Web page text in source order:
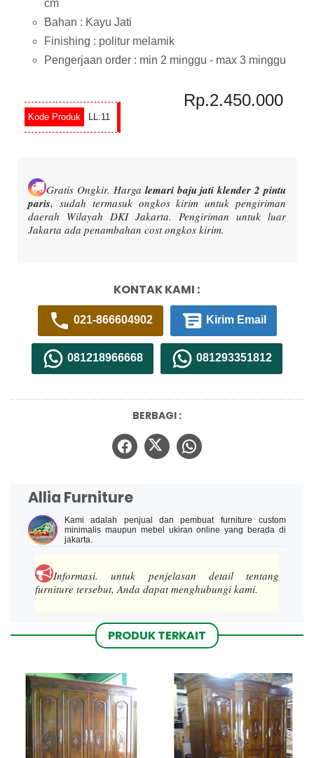
cm
Bahan : Kayu Jati
Finishing : politur melamik
Pengerjaan order : min 2 minggu - max 3 minggu
LL:11
Rp.2.450.000
Gratis Ongkir. Harga lemari baju jati klender 2 pintu
paris, sudah termasuk ongkos kirim untuk pengiriman
daerah Wilayah DKI Jakarta. Pengiriman untuk luar
Jakarta ada penambahan cost ongkos kirim.
KONTAK KAMI :
021-866604902 Kirim Email
081218966668 081293351812
BERBAGI :
Allia Furniture
Kami adalah penjual dan pembuat furniture custom
minimalis maupun mebel ukiran online yang berada di
jakarta.
Informasi.untuk penjelasan detail tentang
furniture tersebut, Anda dapat menghubungi kami.
PRODUK TERKAIT